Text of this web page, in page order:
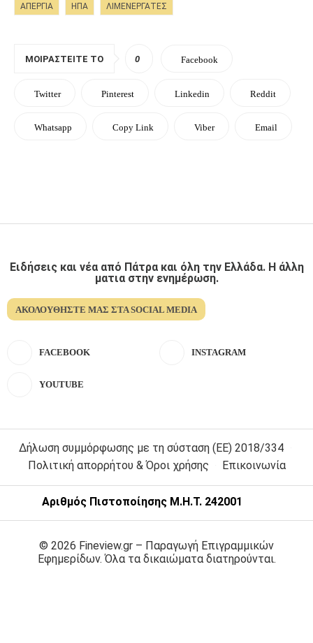
ΑΠΕΡΓΊΑ ΗΠΑ ΛΙΜΕΝΕΡΓΑΤΕΣ
ΜΟΙΡΑΣΤΕΊΤΕ ΤΟ 0 Facebook
Twitter Pinterest Linkedin Reddit
Whatsapp Copy Link Viber Email
Ειδήσεις και νέα από Πάτρα και όλη την Ελλάδα. Η άλλη
ματια στην ενημέρωση.
ΑΚΟΛΟΥΘΉΣΤΕ ΜΑΣ ΣΤΑ SOCIAL MEDIA
FACEBOOK INSTAGRAM
YOUTUBE
Δήλωση συμμόρφωσης με τη σύσταση (ΕΕ) 2018/334
Πολιτική απορρήτου & Όροι χρήσης
Επικοινωνία
Αριθμός Πιστοποίησης Μ.Η.Τ. 242001
© 2026 Fineview.gr – Παραγωγή Επιγραμμικών
Εφημερίδων. Όλα τα δικαιώματα διατηρούνται.